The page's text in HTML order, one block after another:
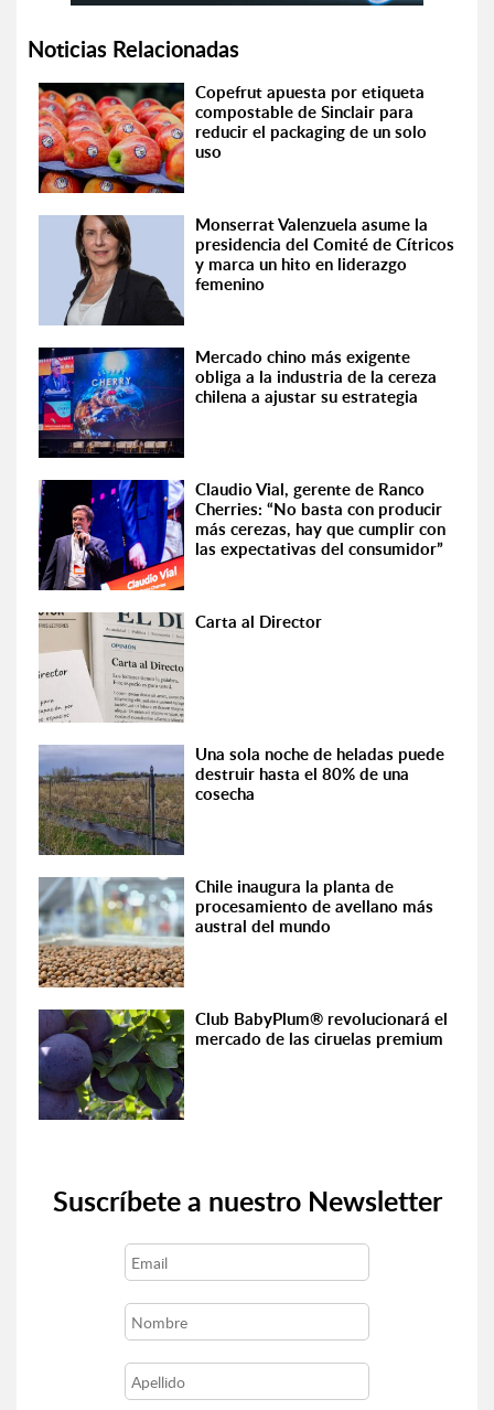
Noticias Relacionadas
Copefrut apuesta por etiqueta
compostable de Sinclair para
reducir el packaging de un solo
uso
Monserrat Valenzuela asume la
presidencia del Comité de Cítricos
y marca un hito en liderazgo
femenino
Mercado chino más exigente
obliga a la industria de la cereza
chilena a ajustar su estrategia
Claudio Vial, gerente de Ranco
Cherries: “No basta con producir
más cerezas, hay que cumplir con
las expectativas del consumidor”
Carta al Director
Una sola noche de heladas puede
destruir hasta el 80% de una
cosecha
Chile inaugura la planta de
procesamiento de avellano más
austral del mundo
Club BabyPlum® revolucionará el
mercado de las ciruelas premium
Suscríbete a nuestro Newsletter